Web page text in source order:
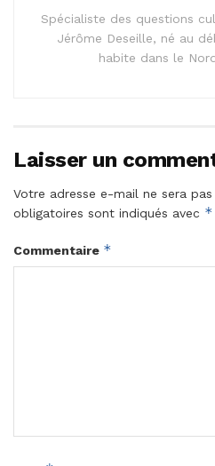
Spécialiste des questions
Jérôme Deseille, né au
habite dans le
Laisser un
Votre adresse e-mail ne sera
obligatoires sont indiqués avec *
Commentaire *